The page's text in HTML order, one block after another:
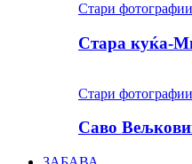
Стари фотографии
Стара куќа-
Стари фотографии
Саво